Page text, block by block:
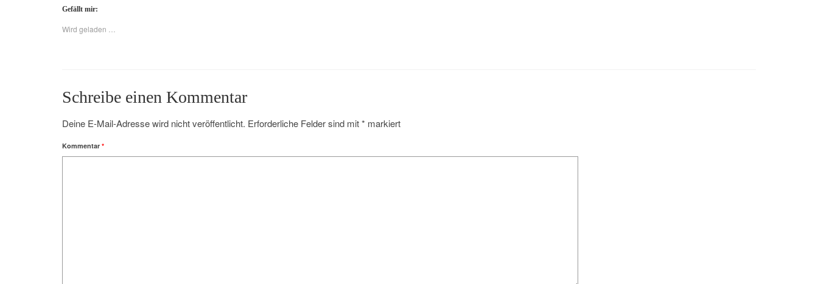
Gefällt mir:
Wird geladen …
Schreibe einen Kommentar
Deine E-Mail-Adresse wird nicht veröffentlicht. Erforderliche Felder sind mit* markiert
Kommentar *